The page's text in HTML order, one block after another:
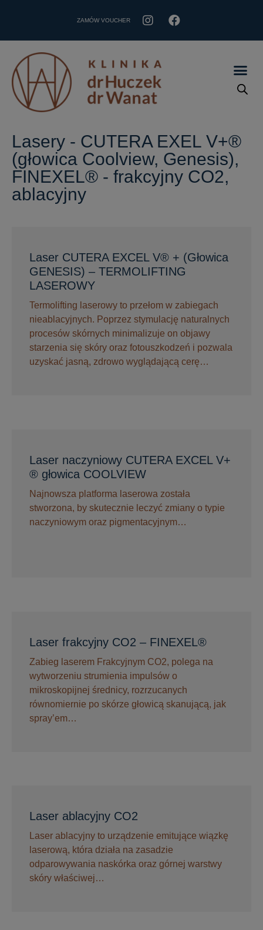
ZAMÓW VOUCHER
Lasery - CUTERA EXEL V+®
(głowica Coolview, Genesis),
FINEXEL® - frakcyjny CO2,
ablacyjny
Laser CUTERA EXCEL V® + (Głowica
GENESIS) – TERMOLIFTING
LASEROWY
Termolifting laserowy to przełom w zabiegach
nieablacyjnych. Poprzez stymulację naturalnych
procesów skórnych minimalizuje on objawy
starzenia się skóry oraz fotouszkodzeń i pozwala
uzyskać jasną, zdrowo wyglądającą cerę…
Laser naczyniowy CUTERA EXCEL V+
® głowica COOLVIEW
Najnowsza platforma laserowa została
stworzona, by skutecznie leczyć zmiany o typie
naczyniowym oraz pigmentacyjnym…
Laser frakcyjny CO2 – FINEXEL®
Zabieg laserem Frakcyjnym CO2, polega na
wytworzeniu strumienia impulsów o
mikroskopijnej średnicy, rozrzucanych
równomiernie po skórze głowicą skanującą, jak
spray’em…
Laser ablacyjny CO2
Laser ablacyjny to urządzenie emitujące wiązkę
laserową, która działa na zasadzie
odparowywania naskórka oraz górnej warstwy
skóry właściwej…